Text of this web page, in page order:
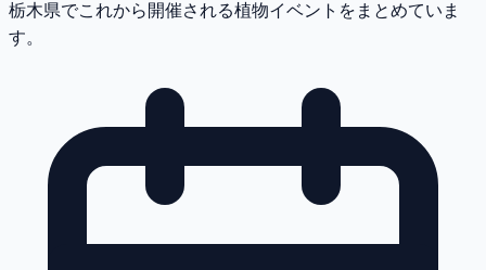
栃木県でこれから開催される植物イベントをまとめていま
す。